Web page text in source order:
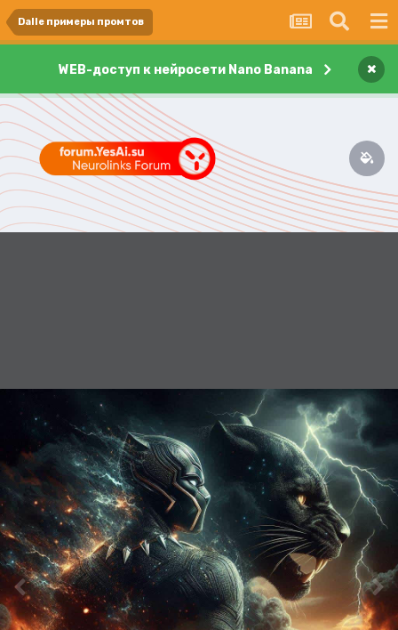
Dalle примеры промтов
WEB-доступ к нейросети Nano Banana ×